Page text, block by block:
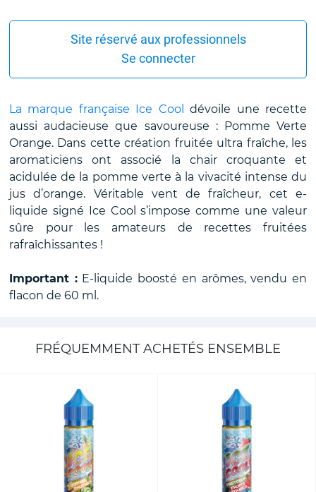
Site réservé aux professionnels
Se connecter
La marque française Ice Cool
dévoile une recette
aussi audacieuse que savoureuse : Pomme Verte
Orange. Dans cette création fruitée ultra fraîche, les
aromaticiens ont associé la chair croquante et
acidulée de la pomme verte à la vivacité intense du
jus d’orange. Véritable vent de fraîcheur, cet e-
liquide signé Ice Cool s’impose comme une valeur
sûre pour les amateurs de recettes fruitées
rafraîchissantes !
Important :E-liquide boosté en arômes, vendu en
flacon de 60 ml.
FRÉQUEMMENT ACHETÉS ENSEMBLE